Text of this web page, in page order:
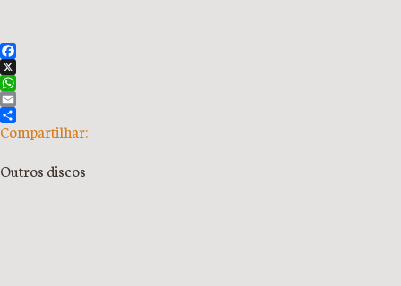
Facebook
X
WhatsApp
Email
Compartilhar:
Outros discos